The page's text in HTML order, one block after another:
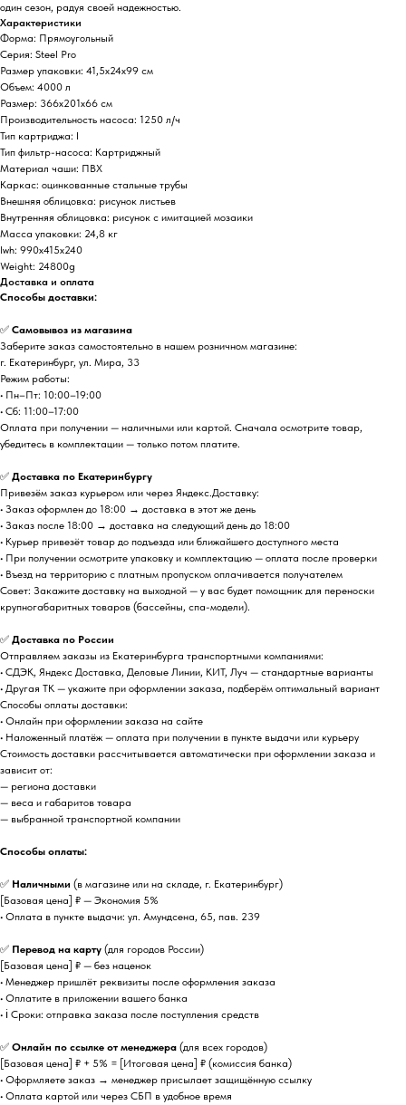
один сезон, радуя своей надежностью.
Характеристики
Форма: Прямоугольный
Серия: Steel Pro
Размер упаковки: 41,5х24х99 см
Объем: 4000 л
Размер: 366х201х66 см
Производительность насоса: 1250 л/ч
Тип картриджа: I
Тип фильтр-насоса: Картриджный
Материал чаши: ПВХ
Каркас: оцинкованные стальные трубы
Внешняя облицовка: рисунок листьев
Внутренняя облицовка: рисунок с имитацией мозаики
Масса упаковки: 24,8 кг
lwh: 990x415x240
Weight: 24800g
Доставка и оплата
Способы доставки:
✅ Самовывоз из магазина
Заберите заказ самостоятельно в нашем розничном магазине:
г. Екатеринбург, ул. Мира, 33
Режим работы:
• Пн–Пт: 10:00–19:00
• Сб: 11:00–17:00
Оплата при получении — наличными или картой. Сначала осмотрите товар,
убедитесь в комплектации — только потом платите.
✅ Доставка по Екатеринбургу
Привезём заказ курьером или через Яндекс.Доставку:
• Заказ оформлен до 18:00 → доставка в этот же день
• Заказ после 18:00 → доставка на следующий день до 18:00
• Курьер привезёт товар до подъезда или ближайшего доступного места
• При получении осмотрите упаковку и комплектацию — оплата после проверки
• Въезд на территорию с платным пропуском оплачивается получателем
Совет: Закажите доставку на выходной — у вас будет помощник для переноски
крупногабаритных товаров (бассейны, спа-модели).
✅ Доставка по России
Отправляем заказы из Екатеринбурга транспортными компаниями:
• СДЭК, Яндекс Доставка, Деловые Линии, КИТ, Луч — стандартные варианты
• Другая ТК — укажите при оформлении заказа, подберём оптимальный вариант
Способы оплаты доставки:
• Онлайн при оформлении заказа на сайте
• Наложенный платёж — оплата при получении в пункте выдачи или курьеру
Стоимость доставки рассчитывается автоматически при оформлении заказа и
зависит от:
— региона доставки
— веса и габаритов товара
— выбранной транспортной компании
Способы оплаты:
✅ Наличными (в магазине или на складе, г. Екатеринбург)
[Базовая цена] ₽ — Экономия 5%
• Оплата в пункте выдачи: ул. Амундсена, 65, пав. 239
✅ Перевод на карту (для городов России)
[Базовая цена] ₽ — без наценок
• Менеджер пришлёт реквизиты после оформления заказа
• Оплатите в приложении вашего банка
• ℹ️ Сроки: отправка заказа после поступления средств
✅ Онлайн по ссылке от менеджера (для всех городов)
[Базовая цена] ₽ + 5% = [Итоговая цена] ₽ (комиссия банка)
• Оформляете заказ → менеджер присылает защищённую ссылку
• Оплата картой или через СБП в удобное время